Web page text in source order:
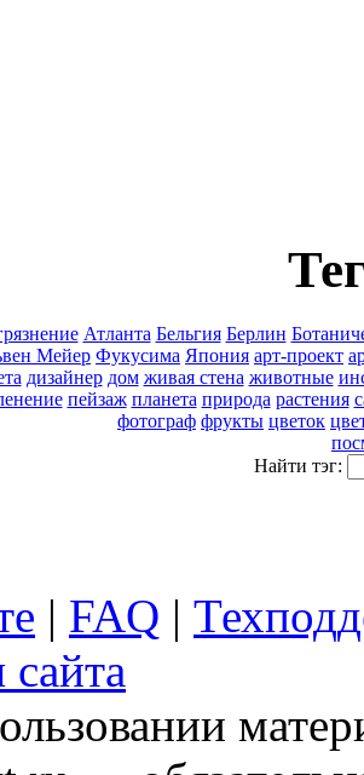
Атланта Бельгия Берлин
Мейер Фукусима Япония арт-проект
дизайнер дом живая стена животные
пейзаж планета природа растения
фотограф фрукты цветок
Найти тэг:
| FAQ |